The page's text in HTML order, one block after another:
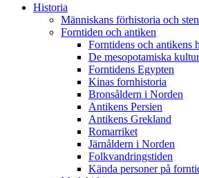
Historia
Människans förhistoria och
Forntiden och antiken
Forntidens och antikens
De mesopotamiska
Forntidens Egypten
Kinas fornhistoria
Bronsåldern i Norden
Antikens Persien
Antikens Grekland
Romarriket
Järnåldern i Norden
Folkvandringstiden
Kända personer på